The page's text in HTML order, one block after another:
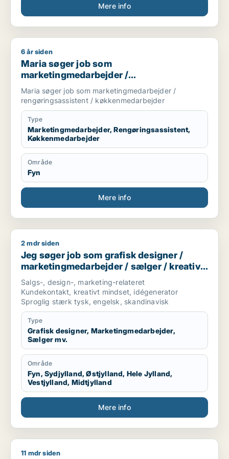
Mere info
Maria søger job som marketingmedarbejder /
6 år siden
Maria søger job som
marketingmedarbejder /
rengøringsassistent /
køkkenmedarbejder
Maria søger job som marketingmedarbejder /
rengøringsassistent / køkkenmedarbejder
Type
Marketingmedarbejder, Rengøringsassistent,
Køkkenmedarbejder
Område
Fyn
Mere info
Jeg søger job som grafisk designer /
2 mdr siden
Jeg søger job som grafisk designer /
marketingmedarbejder / sælger / kreativ
medarbejder / produktspecialist
Salgs-, design-, marketing-relateret
Kundekontakt, kreativt mindset, idégenerator
Sproglig stærk tysk, engelsk, skandinavisk
Type
Grafisk designer, Marketingmedarbejder,
Sælger mv.
Område
Fyn, Sydjylland, Østjylland, Hele Jylland,
Vestjylland, Midtjylland
Mere info
Line søger job som forretningsudvikler / kulturmedarbejder
11 mdr siden